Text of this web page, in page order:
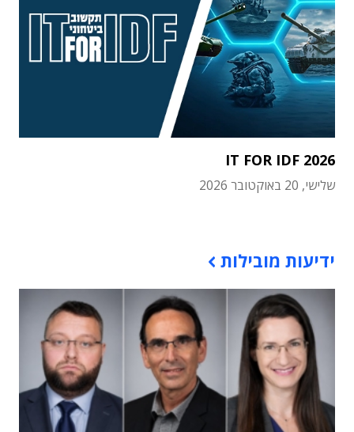
IT FOR IDF 2026
שלישי, 20 באוקטובר 2026
ידיעות מובילות